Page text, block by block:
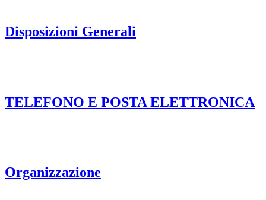
Disposizioni Generali
TELEFONO E POSTA ELETTRONICA
Organizzazione